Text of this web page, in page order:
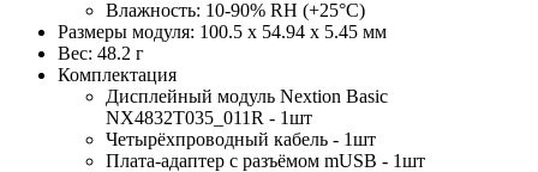
Влажность: 10-90% RH (+25°C)
Размеры модуля: 100.5 х 54.94 х 5.45 мм
Вес: 48.2 г
Комплектация
Дисплейный модуль Nextion Basic
NX4832T035_011R - 1шт
Четырёхпроводный кабель - 1шт
Плата-адаптер с разъёмом mUSB - 1шт